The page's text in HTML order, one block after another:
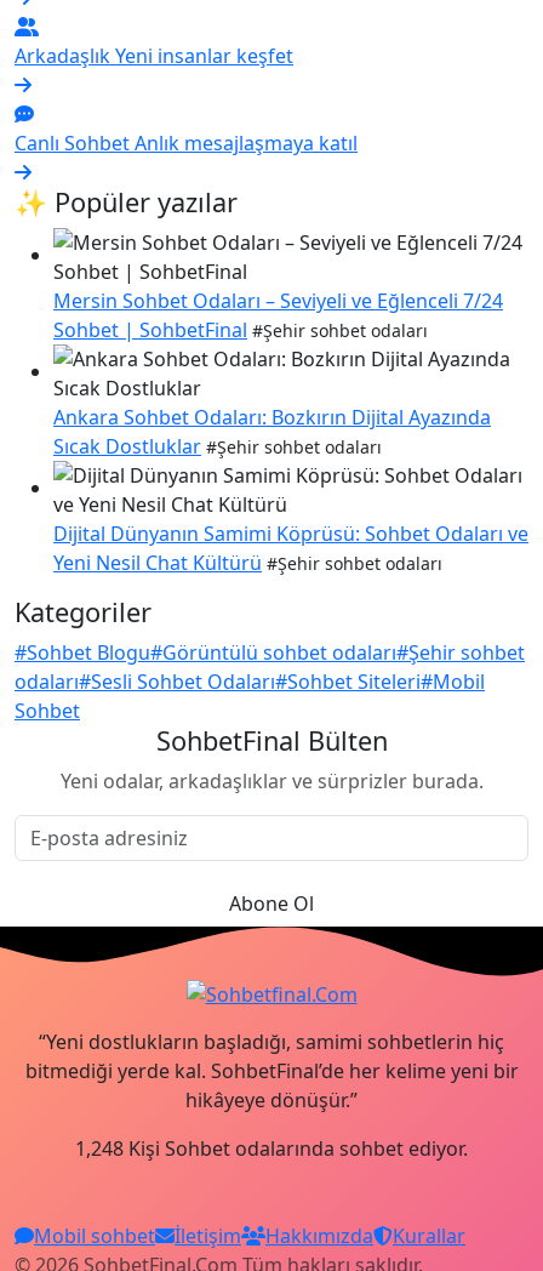
ArkadaşlıkYeni insanlar keşfet
Canlı SohbetAnlık mesajlaşmaya katıl
✨ Popüler yazılar
Mersin Sohbet Odaları – Seviyeli ve Eğlenceli 7/24
Sohbet | SohbetFinal #Şehir sohbet odaları
Ankara Sohbet Odaları: Bozkırın Dijital Ayazında
Sıcak Dostluklar #Şehir sohbet odaları
Dijital Dünyanın Samimi Köprüsü: Sohbet Odaları ve
Yeni Nesil Chat Kültürü #Şehir sohbet odaları
Kategoriler
#Sohbet Blogu#Görüntülü sohbet odaları#Şehir sohbet
odaları#Sesli Sohbet Odaları#Sohbet Siteleri#Mobil
Sohbet
SohbetFinal Bülten
Yeni odalar, arkadaşlıklar ve sürprizler burada.
Abone Ol
“Yeni dostlukların başladığı, samimi sohbetlerin hiç
bitmediği yerde kal. SohbetFinal’de her kelime yeni bir
hikâyeye dönüşür.”
1,248 Kişi Sohbet odalarında sohbet ediyor.
Mobil sohbet İletişim Hakkımızda
Kurallar
© 2026 SohbetFinal.Com Tüm hakları saklıdır.